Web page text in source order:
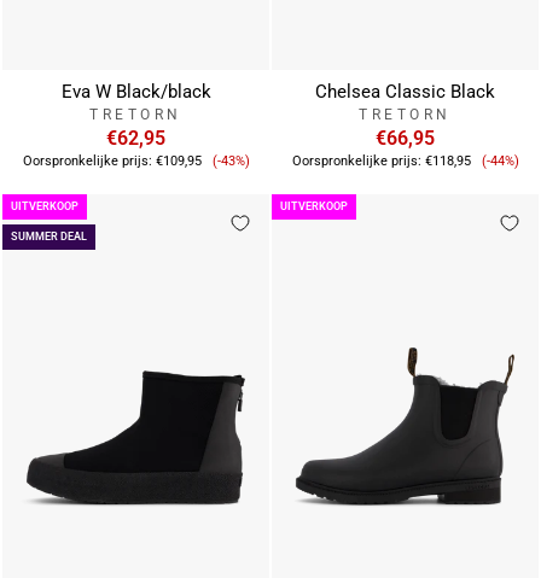
Eva W Black/black
TRETORN
€62,95
Oorspronkelijke prijs: €109,95 Verkoopprijs
(-43%)
Chelsea Classic Black
TRETORN
€66,95
Oorspronkelijke prijs: €118,95 (-44%)
SUMMER DEAL
UITVERKOOP UITVERKOOP